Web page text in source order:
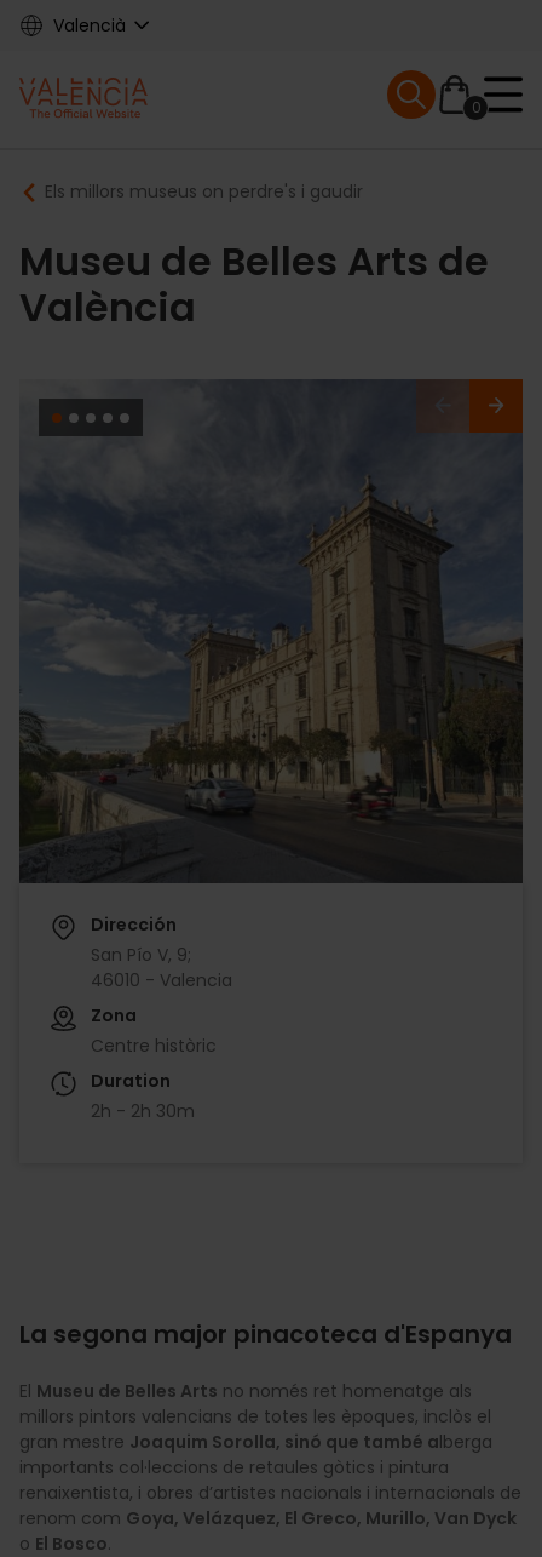
Skip
content
Valencià
Main
navigation
0
Mobile menu
Breadcrumb
Els millors museus on perdre's i gaudir
Museu de Belles Arts de
València
Dirección
San Pío V, 9;
46010 - Valencia
Zona
Centre històric
Duration
2h - 2h 30m
La segona major pinacoteca d'Espanya
El Museu de Belles Arts no només ret homenatge als
millors pintors valencians de totes les èpoques, inclòs el
gran mestre Joaquim Sorolla, sinó que també alberga
importants col·leccions de retaules gòtics i pintura
renaixentista, i obres d’artistes nacionals i internacionals de
renom com Goya, Velázquez, El Greco, Murillo, Van Dyck
o El Bosco.